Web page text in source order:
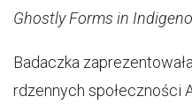
Ghostly Forms in
Badaczka
rdzennych społeczności